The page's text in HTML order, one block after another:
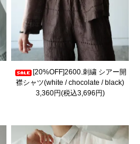
[20%OFF]2600.刺繍 シアー開
襟シャツ(white / chocolate / black)
3,360円(税込3,696円)